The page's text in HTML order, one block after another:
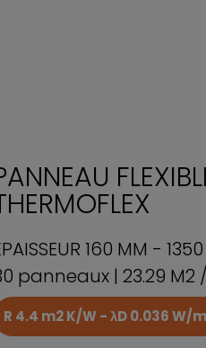
160 MM -
panneaux | 23.29 M2
R 4.4 m2 K/W - λD 0.036 W/